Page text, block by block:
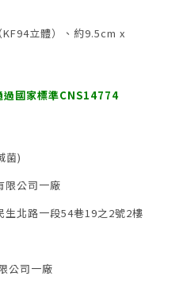
立體）、約9.5cm x
過國家標準CNS14774
菌)
限公司一廠
北路一段54巷19之2號2樓
公司一廠